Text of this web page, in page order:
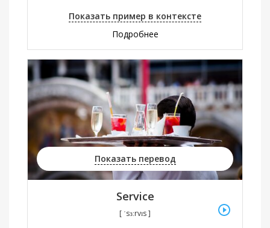
Показать пример в контексте
Подробнее
Показать перевод
Service
[ ˈsɜːrvɪs ]